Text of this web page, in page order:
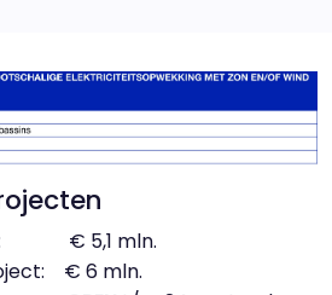
€ 5,1 mln.
€ 6 mln.